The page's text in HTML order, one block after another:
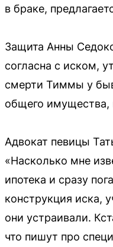
в браке,
Защита Анны
согласна с иском,
смерти Тиммы у
общего имущества,
Адвокат певицы
«Насколько мне
ипотека и сразу
конструкция иска,
они устраивали.
что пишут про